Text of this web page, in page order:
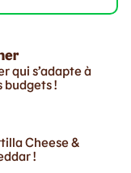
qui s’adapte à
budgets !
Cheese &
!